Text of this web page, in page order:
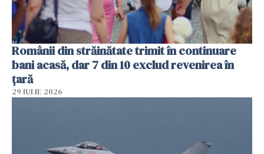
Românii din străinătate trimit în continuare
bani acasă, dar 7 din 10 exclud revenirea în
țară
29 IULIE 2026